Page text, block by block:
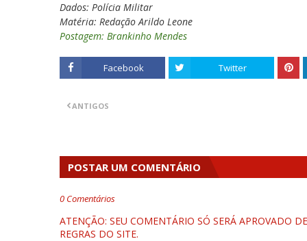
Dados: Polícia Militar
Matéria: Redação Arildo Leone
Postagem: Brankinho Mendes
Facebook Twitter
ANTIGOS
POSTAR UM COMENTÁRIO
0 Comentários
ATENÇÃO: SEU COMENTÁRIO SÓ SERÁ APROVADO
REGRAS DO SITE.